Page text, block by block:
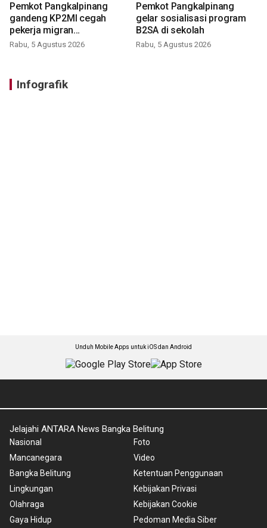
Pemkot Pangkalpinang
gandeng KP2MI cegah
pekerja migran
nonprosedural
Rabu, 5 Agustus 2026
Pemkot Pangkalpinang
gelar sosialisasi program
B2SA di sekolah
Rabu, 5 Agustus 2026
Infografik
Unduh Mobile Apps untuk iOS dan Android
Jelajahi ANTARA News Bangka Belitung
Nasional
Mancanegara
Bangka Belitung
Lingkungan
Olahraga
Gaya Hidup
Foto
Video
Ketentuan Penggunaan
Kebijakan Privasi
Kebijakan Cookie
Pedoman Media Siber